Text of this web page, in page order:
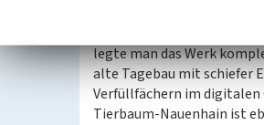
mit Strom versorgt. Des
produzierte. Ab 1953
legte man das Werk
alte Tagebau mit schiefer
Verfüllfächern im digitalen
Tierbaum-Nauenhain ist